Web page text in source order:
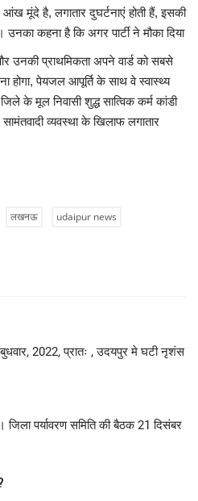
मूंदे है, लगातार दुघर्टनाएं होती हैं, इसकी
कहना है कि अगर पार्टी ने मौका दिया
उनकी प्राथमिकता अपने वार्ड को सबसे
होगा, पेयजल आपूर्ति के साथ वे स्वास्थ्य
के मूल निवासी शुद्ध सात्विक कर्म कांडी
सामंतवादी व्यवस्था के खिलाफ लगातार
लखनऊ
udaipur news
बुधवार, 2022, प्रातः , उदयपुर मे घटी नृशंस
जिला पर्यावरण समिति की बैठक 21 दिसंबर